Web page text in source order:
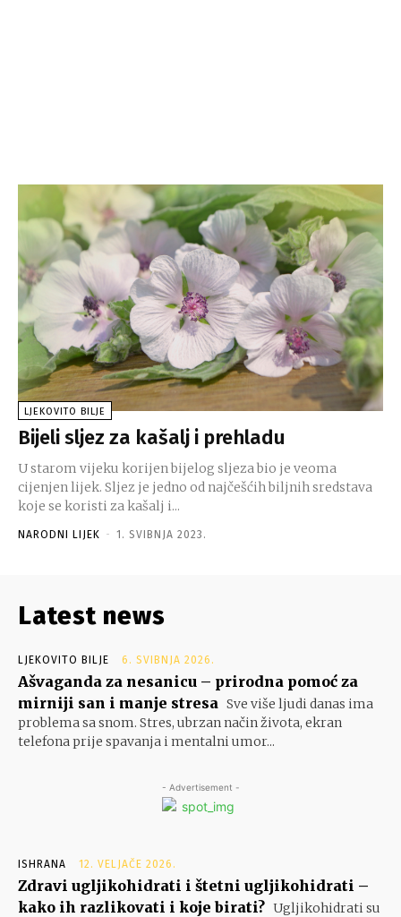
LJEKOVITO BILJE
Bijeli sljez za kašalj i prehladu
U starom vijeku korijen bijelog sljeza bio je veoma
cijenjen lijek. Sljez je jedno od najčešćih biljnih sredstava
koje se koristi za kašalj i...
NARODNI LIJEK - 1. SVIBNJA 2023.
Latest news
LJEKOVITO BILJE 6. SVIBNJA 2026.
Ašvaganda za nesanicu – prirodna pomoć za
mirniji san i manje stresa Sve više ljudi danas ima
problema sa snom. Stres, ubrzan način života, ekran
telefona prije spavanja i mentalni umor...
- Advertisement -
ISHRANA 12. VELJAČE 2026.
Zdravi ugljikohidrati i štetni ugljikohidrati –
kako ih razlikovati i koje birati? Ugljikohidrati su